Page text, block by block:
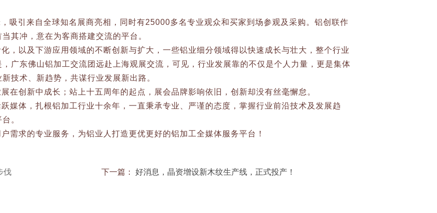
吸引来自全球知名展商亮相，同时有25000多名专业观众和买家到场参观及采购。铝创联作
其冲，意在为客商搭建交流的平台。
，以及下游应用领域的不断创新与扩大，一些铝业细分领域得以快速成长与壮大，整个行业
广东佛山铝加工交流团远赴上海观展交流，可见，行业发展靠的不仅是个人力量，更是集体
技术、新趋势，共谋行业发展新出路。
在创新中成长；站上十五周年的起点，展会品牌影响依旧，创新却没有丝毫懈怠。
媒体，扎根铝加工行业十余年，一直秉承专业、严谨的态度，掌握行业前沿技术及发展趋
。
需求的专业服务，为铝业人打造更优更好的铝加工全媒体服务平台！
伐 下一篇： 好消息，晶资增设新木纹生产线，正式投产！